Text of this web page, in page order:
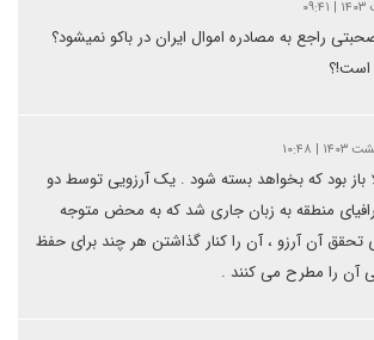
راجع به مصادره اموال ایران در باکو نمیشود؟
است!؟
باز بود که بخواهد بسته شود . یک آرزویی توسط دو
منطقه به زبان جاری شد که به محض متوجه
آن آرزو ، آن را کنار گذاشتن هر چند برای حفظ
آن را مطرح می کنند .